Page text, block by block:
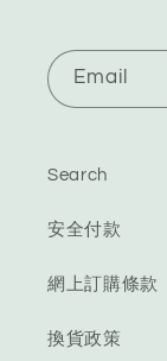
Email
Search
安全付款
網上訂購條款
換貨政策